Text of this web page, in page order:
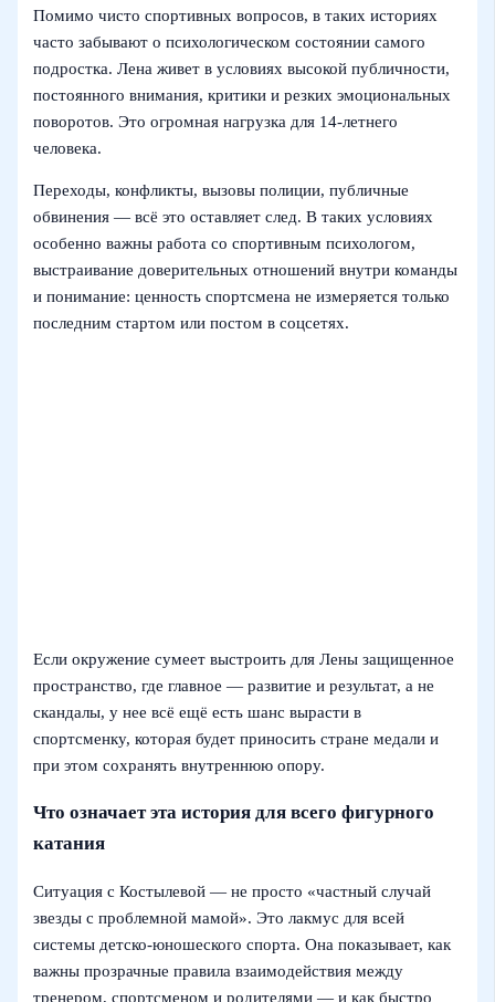
Помимо чисто спортивных вопросов, в таких историях
часто забывают о психологическом состоянии самого
подростка. Лена живет в условиях высокой публичности,
постоянного внимания, критики и резких эмоциональных
поворотов. Это огромная нагрузка для 14-летнего
человека.
Переходы, конфликты, вызовы полиции, публичные
обвинения — всё это оставляет след. В таких условиях
особенно важны работа со спортивным психологом,
выстраивание доверительных отношений внутри команды
и понимание: ценность спортсмена не измеряется только
последним стартом или постом в соцсетях.
Если окружение сумеет выстроить для Лены защищенное
пространство, где главное — развитие и результат, а не
скандалы, у нее всё ещё есть шанс вырасти в
спортсменку, которая будет приносить стране медали и
при этом сохранять внутреннюю опору.
Что означает эта история для всего фигурного
катания
Ситуация с Костылевой — не просто «частный случай
звезды с проблемной мамой». Это лакмус для всей
системы детско-юношеского спорта. Она показывает, как
важны прозрачные правила взаимодействия между
тренером, спортсменом и родителями — и как быстро